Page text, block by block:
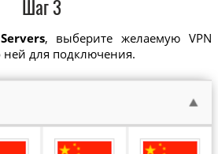
Шаг 3
Servers, выберите желаемую VPN
для подключения.